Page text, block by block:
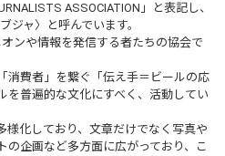
ASSOCIATION」と表記し、
ジャ〉と呼んでいます。
ンや情報を発信する者たちの協会で
消費者」を繋ぐ「伝え手＝ビールの応
を普遍的な文化にすべく、活動してい
様化しており、文章だけでなく写真や
の企画など多方面に広がっており、こ